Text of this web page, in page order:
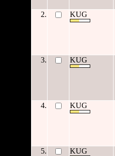
2. KUG
3. KUG
4. KUG
5. KUG